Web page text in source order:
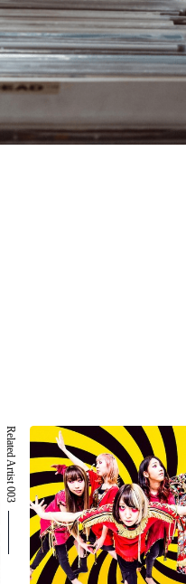
Related Artist 003